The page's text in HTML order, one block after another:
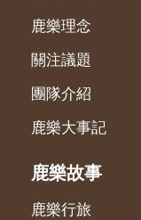
鹿樂理念
關注議題
團隊介紹
鹿樂大事記
鹿樂故事
鹿樂行旅